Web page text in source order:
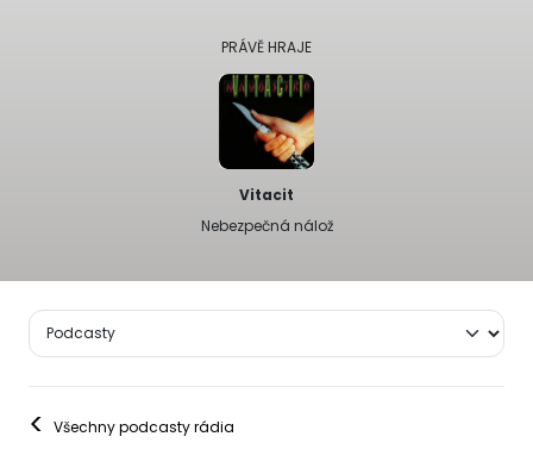
PRÁVĚ HRAJE
Vitacit
Nebezpečná nálož
< Všechny podcasty rádia